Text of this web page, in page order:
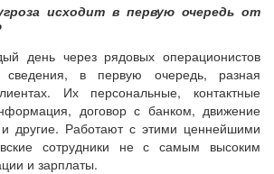
исходит в первую очередь от
день через рядовых операционистов
сведения, в первую очередь, разная
Их персональные, контактные
договор с банком, движение
и другие. Работают с этими ценнейшими
сотрудники не с самым высоким
и зарплаты.